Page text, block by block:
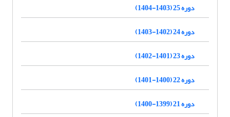
دوره 25 (1403-1404)
دوره 24 (1402-1403)
دوره 23 (1401-1402)
دوره 22 (1400-1401)
دوره 21 (1399-1400)